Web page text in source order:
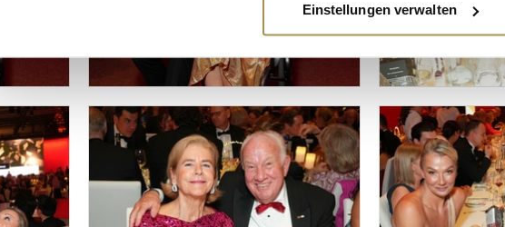
Erfahren Sie mehr darüber, wie Ihre persönlichen Daten verarbeitet werden,
Wir verwenden Cookies, um Inhalte und Anzeigen zu personalisieren,
und die Zugriffe auf unsere Website zu analysieren. Außerdem geben wir
Website an unsere Partner für soziale Medien, Werbung und Analysen weiter.
möglicherweise mit weiteren Daten zusammen, die Sie ihnen bereitgestellt
der Dienste gesammelt haben.
Einstellungen verwalten